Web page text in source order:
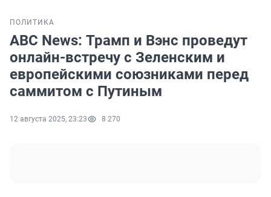
ПОЛИТИКА
ABC News: Трамп и Вэнс проведут
онлайн-встречу с Зеленским и
европейскими союзниками перед
саммитом с Путиным
12 августа 2025, 23:23 8 270